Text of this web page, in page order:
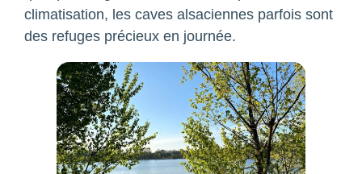
climatisation, les caves alsaciennes parfois sont
des refuges précieux en journée.